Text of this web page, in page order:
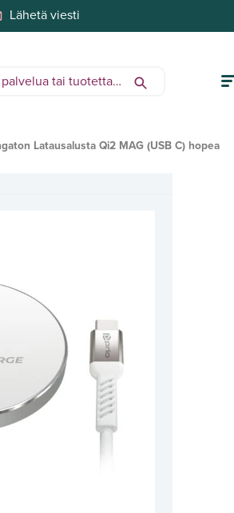
Lähetä viesti
Latausalusta Qi2 MAG (USB C) hopea